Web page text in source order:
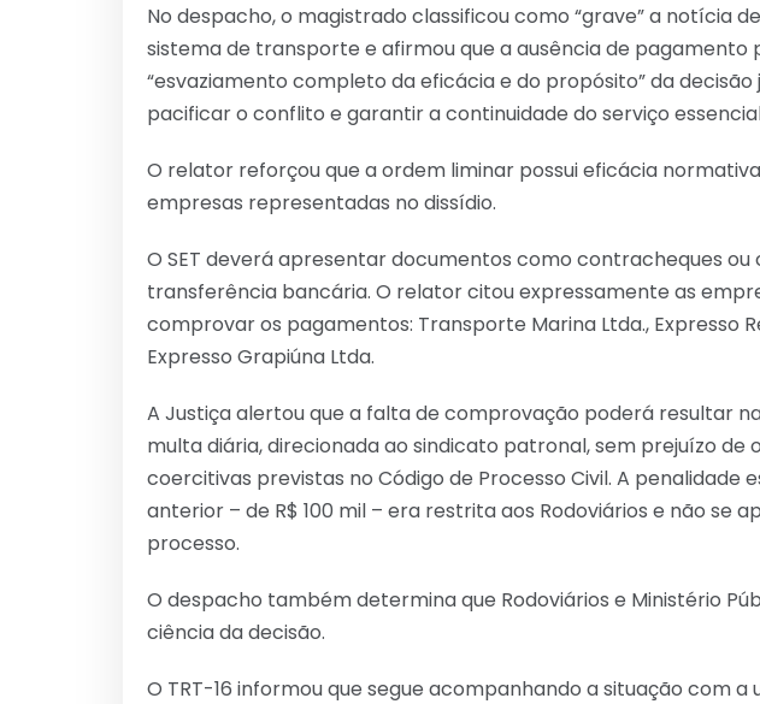
No despacho, o magistrado classificou como “grave” a notícia
sistema de transporte e afirmou que a ausência de pagamento
“esvaziamento completo da eficácia e do propósito” da decisão
pacificar o conflito e garantir a continuidade do serviço
O relator reforçou que a ordem liminar possui eficácia
empresas representadas no dissídio.
O SET deverá apresentar documentos como contracheques
transferência bancária. O relator citou expressamente as
comprovar os pagamentos: Transporte Marina Ltda., Expresso
Expresso Grapiúna Ltda.
A Justiça alertou que a falta de comprovação poderá resultar
multa diária, direcionada ao sindicato patronal, sem prejuízo de
coercitivas previstas no Código de Processo Civil. A penalidade
anterior – de R$ 100 mil – era restrita aos Rodoviários e não se
processo.
O despacho também determina que Rodoviários e Ministério
ciência da decisão.
O TRT-16 informou que segue acompanhando a situação com